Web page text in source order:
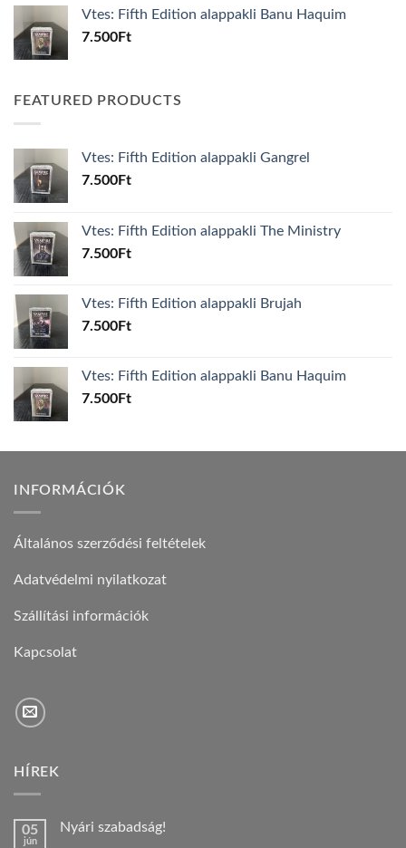
Vtes: Fifth Edition alappakli Banu Haquim
7.500Ft
FEATURED PRODUCTS
Vtes: Fifth Edition alappakli Gangrel
7.500Ft
Vtes: Fifth Edition alappakli The Ministry
7.500Ft
Vtes: Fifth Edition alappakli Brujah
7.500Ft
Vtes: Fifth Edition alappakli Banu Haquim
7.500Ft
INFORMÁCIÓK
Általános szerződési feltételek
Adatvédelmi nyilatkozat
Szállítási információk
Kapcsolat
HÍREK
05
jún
Nyári szabadság!